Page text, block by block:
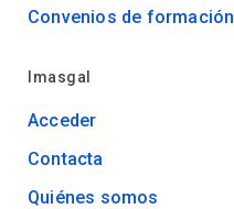
Convenios de formación
Imasgal
Acceder
Contacta
Quiénes somos